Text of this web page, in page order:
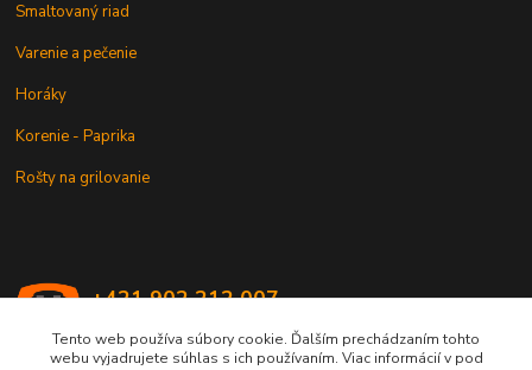
Smaltovaný riad
Varenie a pečenie
Horáky
Korenie - Paprika
Rošty na grilovanie
+421 902 212 007
Tento web používa súbory cookie. Ďalším prechádzaním tohto
webu vyjadrujete súhlas s ich používaním. Viac informácií v pod